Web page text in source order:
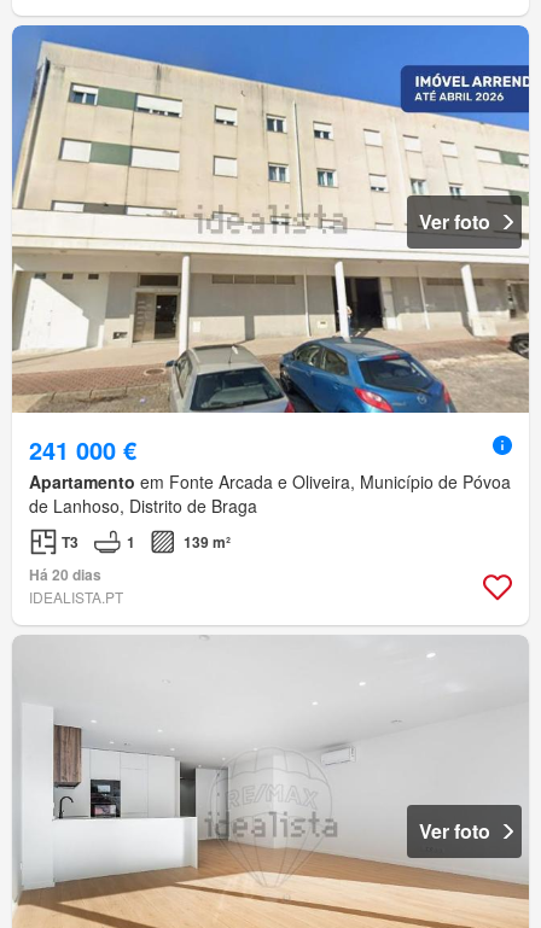
Ver foto
241 000 €
Apartamento em Fonte Arcada e Oliveira, Município de Póvoa
de Lanhoso, Distrito de Braga
T3 1
139 m²
Há 20 dias
IDEALISTA.PT
Ver foto